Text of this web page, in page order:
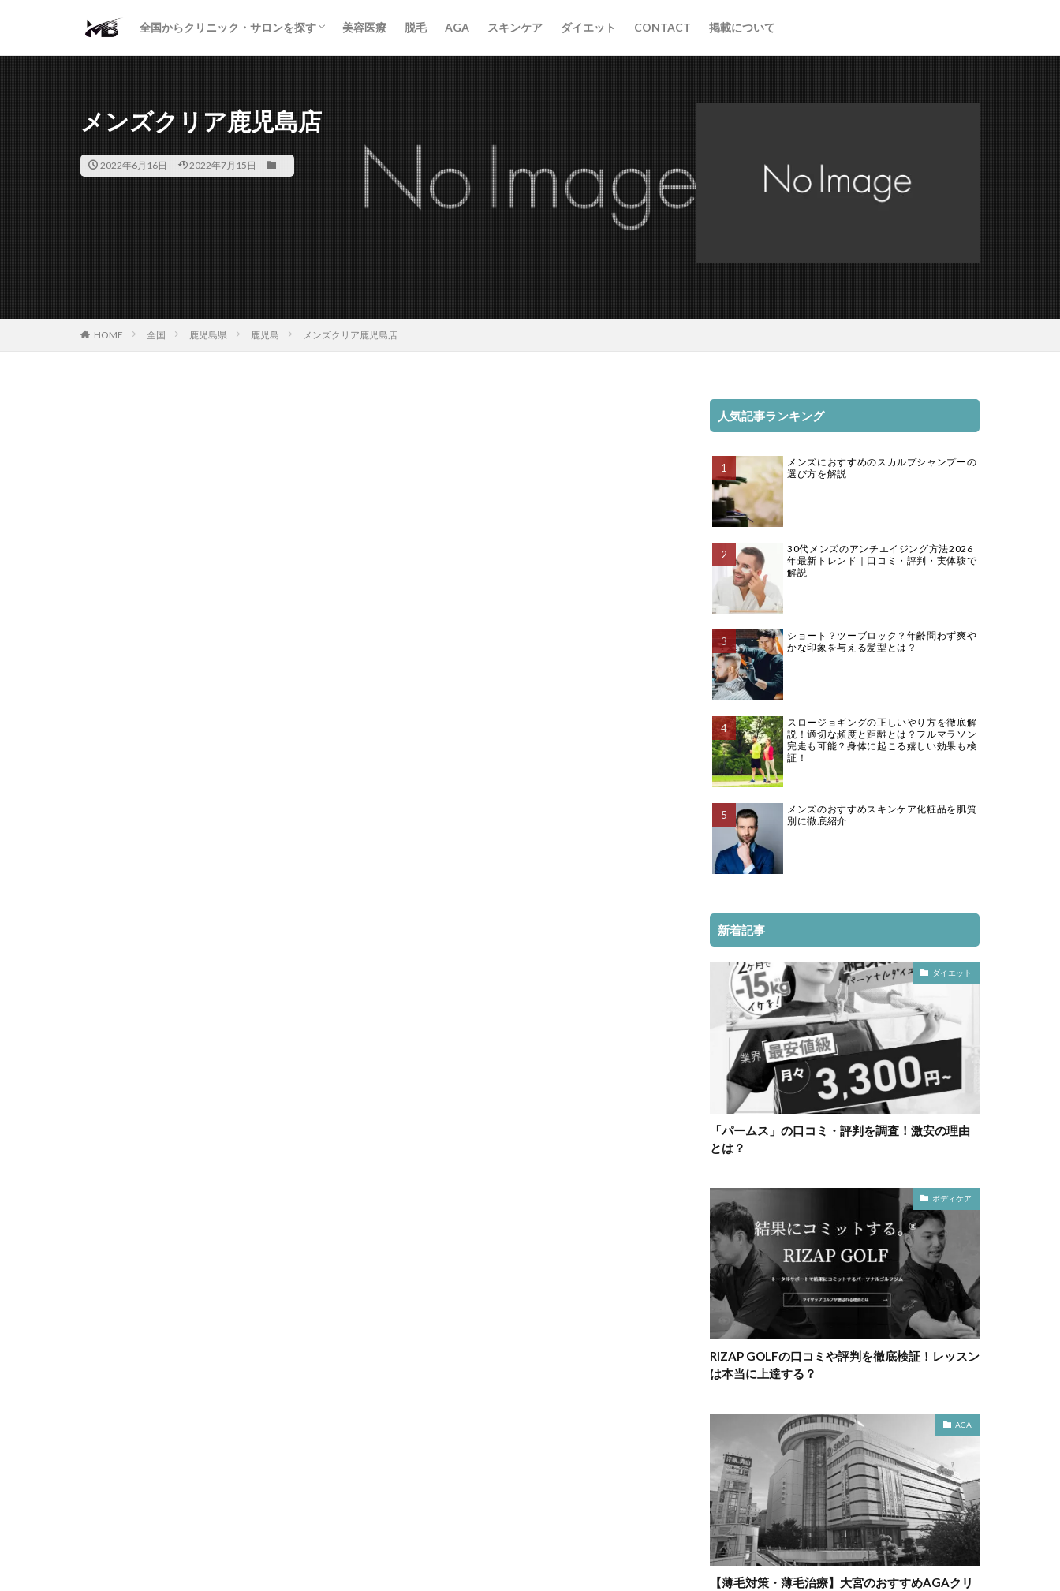
全国からクリニック・サロンを探す
二重・まぶた
鼻の形
小顔・輪郭
痩身・医療ダイエット
肌の悩み・スキンケア
わきが・多汗症
AGA
包茎・ED
医療脱毛
脱毛サロン
パーソナルジム
美容医療 脱毛 AGA スキンケア ダイエット CONTACT 掲載について
メンズクリア鹿児島店
2022年6月16日 2022年7月15日
HOME 全国 鹿児島県 鹿児島 メンズクリア鹿児島店
人気記事ランキング
メンズにおすすめのスカルプシャンプーの
選び方を解説
30代メンズのアンチエイジング方法2026
年最新トレンド｜口コミ・評判・実体験で
解説
ショート？ツーブロック？年齢問わず爽や
かな印象を与える髪型とは？
スロージョギングの正しいやり方を徹底解
説！適切な頻度と距離とは？フルマラソン
完走も可能？身体に起こる嬉しい効果も検
証！
メンズのおすすめスキンケア化粧品を肌質
別に徹底紹介
新着記事
ダイエット
「パームス」の口コミ・評判を調査！激安の理由
とは？
ボディケア
RIZAP GOLFの口コミや評判を徹底検証！レッスン
は本当に上達する？
AGA
【薄毛対策・薄毛治療】大宮のおすすめAGAクリ